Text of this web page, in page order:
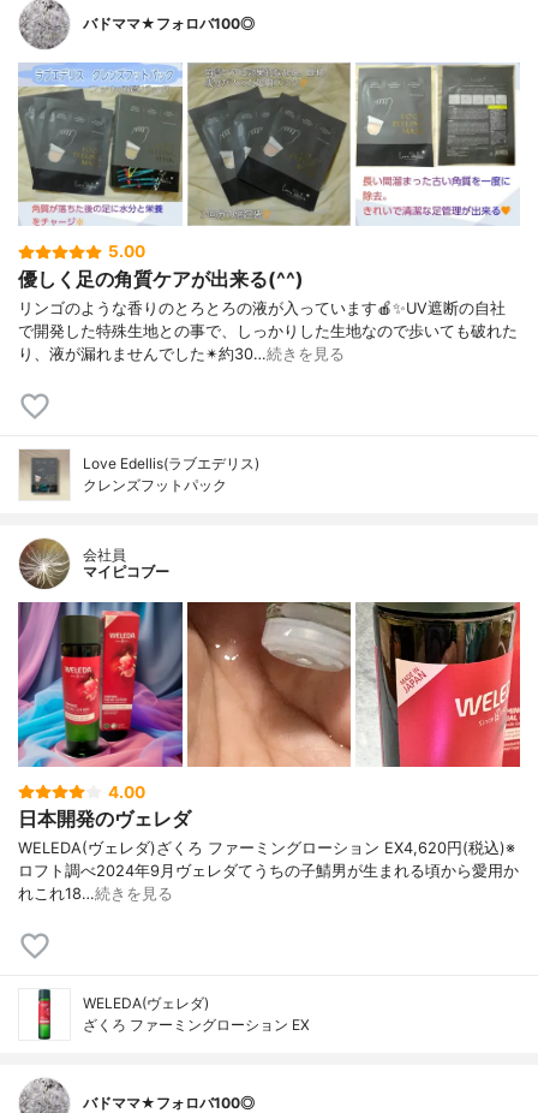
バドママ★フォロバ100◎
5.00
優しく足の角質ケアが出来る(^^)
リンゴのような香りのとろとろの液が入っています🍎✨UV遮断の自社
で開発した特殊生地との事で、しっかりした生地なので歩いても破れた
り、液が漏れませんでした✴約30…続きを見る
Love Edellis(ラブエデリス)
クレンズフットパック
会社員
マイピコブー
4.00
日本開発のヴェレダ
WELEDA(ヴェレダ)ざくろ ファーミングローション EX4,620円(税込)※
ロフト調べ2024年9月ヴェレダてうちの子鯖男が生まれる頃から愛用か
れこれ18…続きを見る
WELEDA(ヴェレダ)
ざくろ ファーミングローション EX
バドママ★フォロバ100◎